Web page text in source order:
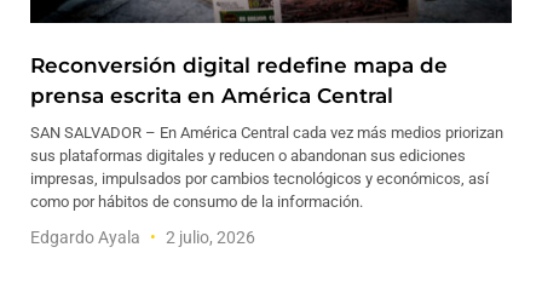
Reconversión digital redefine mapa de
prensa escrita en América Central
SAN SALVADOR – En América Central cada vez más medios priorizan
sus plataformas digitales y reducen o abandonan sus ediciones
impresas, impulsados por cambios tecnológicos y económicos, así
como por hábitos de consumo de la información.
Edgardo Ayala 2 julio, 2026